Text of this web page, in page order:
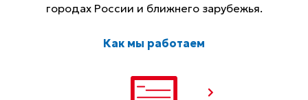
городах России и ближнего зарубежья.
Как мы работаем